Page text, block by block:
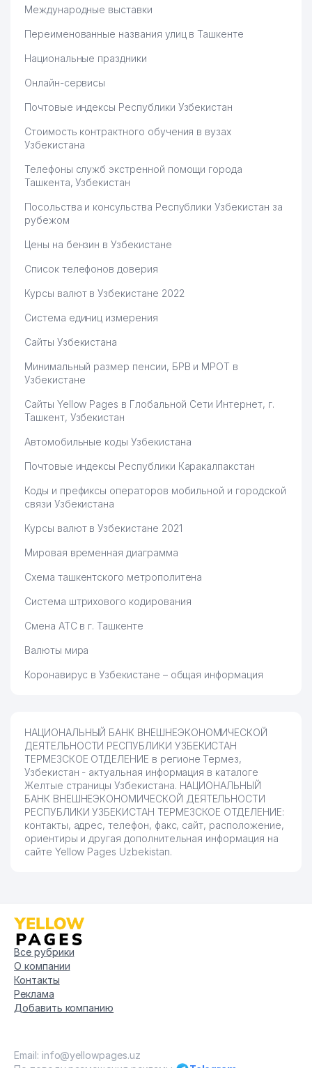
Международные выставки
Переименованные названия улиц в Ташкенте
Национальные праздники
Онлайн-сервисы
Почтовые индексы Республики Узбекистан
Стоимость контрактного обучения в вузах
Узбекистана
Телефоны служб экстренной помощи города
Ташкента, Узбекистан
Посольства и консульства Республики Узбекистан за
рубежом
Цены на бензин в Узбекистане
Список телефонов доверия
Курсы валют в Узбекистане 2022
Система единиц измерения
Сайты Узбекистана
Минимальный размер пенсии, БРВ и МРОТ в
Узбекистане
Сайты Yellow Pages в Глобальной Сети Интернет, г.
Ташкент, Узбекистан
Автомобильные коды Узбекистана
Почтовые индексы Республики Каракалпакстан
Коды и префиксы операторов мобильной и городской
связи Узбекистана
Курсы валют в Узбекистане 2021
Мировая временная диаграмма
Схема ташкентского метрополитена
Система штрихового кодирования
Смена АТС в г. Ташкенте
Валюты мира
Коронавирус в Узбекистане – общая информация
НАЦИОНАЛЬНЫЙ БАНК ВНЕШНЕЭКОНОМИЧЕСКОЙ
ДЕЯТЕЛЬНОСТИ РЕСПУБЛИКИ УЗБЕКИСТАН
ТЕРМЕЗСКОЕ ОТДЕЛЕНИЕ в регионе Термез,
Узбекистан - актуальная информация в каталоге
Желтые страницы Узбекистана. НАЦИОНАЛЬНЫЙ
БАНК ВНЕШНЕЭКОНОМИЧЕСКОЙ ДЕЯТЕЛЬНОСТИ
РЕСПУБЛИКИ УЗБЕКИСТАН ТЕРМЕЗСКОЕ ОТДЕЛЕНИЕ:
контакты, адрес, телефон, факс, сайт, расположение,
ориентиры и другая дополнительная информация на
сайте Yellow Pages Uzbekistan.
Все рубрики
О компании
Контакты
Реклама
Добавить компанию
Email: info@yellowpages.uz